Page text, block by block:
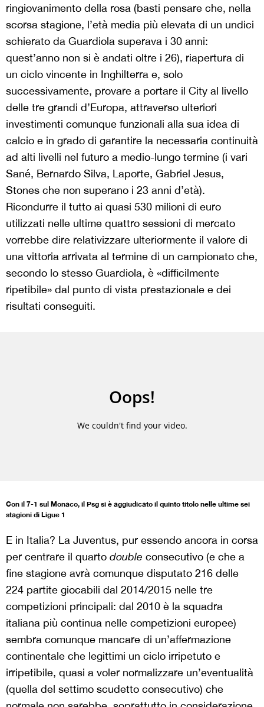
ringiovanimento della rosa (basti pensare che, nella
scorsa stagione, l’età media più elevata di un undici
schierato da Guardiola superava i 30 anni:
quest’anno non si è andati oltre i 26), riapertura di
un ciclo vincente in Inghilterra e, solo
successivamente, provare a portare il City al livello
delle tre grandi d’Europa, attraverso ulteriori
investimenti comunque funzionali alla sua idea di
calcio e in grado di garantire la necessaria continuità
ad alti livelli nel futuro a medio-lungo termine (i vari
Sané, Bernardo Silva, Laporte, Gabriel Jesus,
Stones che non superano i 23 anni d’età).
Ricondurre il tutto ai quasi 530 milioni di euro
utilizzati nelle ultime quattro sessioni di mercato
vorrebbe dire relativizzare ulteriormente il valore di
una vittoria arrivata al termine di un campionato che,
secondo lo stesso Guardiola, è «difficilmente
ripetibile» dal punto di vista prestazionale e dei
risultati conseguiti.
Con il 7-1 sul Monaco, il Psg si è aggiudicato il quinto titolo nelle ultime sei
stagioni di Ligue 1
E in Italia? La Juventus, pur essendo ancora in corsa
per centrare il quarto double consecutivo (e che a
fine stagione avrà comunque disputato 216 delle
224 partite giocabili dal 2014/2015 nelle tre
competizioni principali: dal 2010 è la squadra
italiana più continua nelle competizioni europee)
sembra comunque mancare di un’affermazione
continentale che legittimi un ciclo irripetuto e
irripetibile, quasi a voler normalizzare un’eventualità
(quella del settimo scudetto consecutivo) che